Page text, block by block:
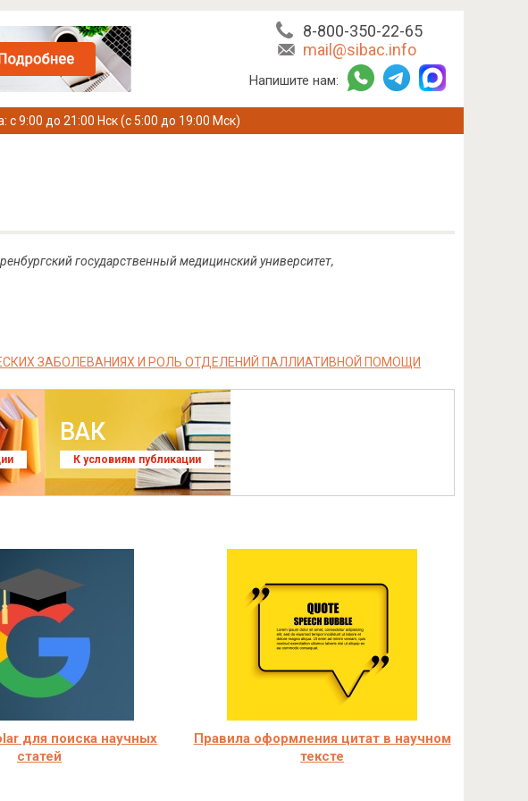
8-800-350-22-65
mail@sibac.info
Напишите нам:
с 9:00 до 21:00 Нск (с 5:00 до 19:00 Мск)
государственный медицинский университет,
ЗАБОЛЕВАНИЯХ И РОЛЬ ОТДЕЛЕНИЙ ПАЛЛИАТИВНОЙ ПОМОЩИ
ВАК
К условиям публикации
для поиска научных
статей
Правила оформления цитат в научном
тексте